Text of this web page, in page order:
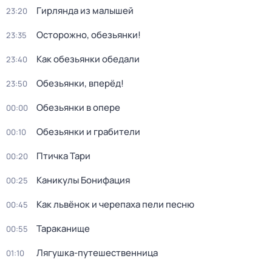
23:20 Гирлянда из малышей
23:35 Осторожно, обезьянки!
23:40 Как обезьянки обедали
23:50 Обезьянки, вперёд!
00:00 Обезьянки в опере
00:10 Обезьянки и грабители
00:20 Птичка Тари
00:25 Каникулы Бонифация
00:45 Как львёнок и черепаха пели песню
00:55 Тараканище
01:10 Лягушка-путешественница